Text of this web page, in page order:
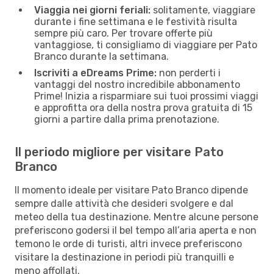
Viaggia nei giorni feriali: solitamente, viaggiare
durante i fine settimana e le festività risulta
sempre più caro. Per trovare offerte più
vantaggiose, ti consigliamo di viaggiare per Pato
Branco durante la settimana.
Iscriviti a eDreams Prime: non perderti i
vantaggi del nostro incredibile abbonamento
Prime! Inizia a risparmiare sui tuoi prossimi viaggi
e approfitta ora della nostra prova gratuita di 15
giorni a partire dalla prima prenotazione.
Il periodo migliore per visitare Pato
Branco
Il momento ideale per visitare Pato Branco dipende
sempre dalle attività che desideri svolgere e dal
meteo della tua destinazione. Mentre alcune persone
preferiscono godersi il bel tempo all’aria aperta e non
temono le orde di turisti, altri invece preferiscono
visitare la destinazione in periodi più tranquilli e
meno affollati.